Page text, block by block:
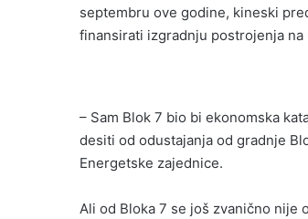
septembru ove godine, kineski
finansirati izgradnju postrojenja
– Sam Blok 7 bio bi ekonomska
desiti od odustajanja od gradnje
Energetske zajednice.
Ali od Bloka 7 se još zvanično nije